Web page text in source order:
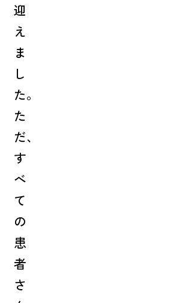
迎
え
ま
し
た。
た
だ、
す
べ
て
の
患
者
さ